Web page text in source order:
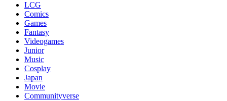
LCG
Comics
Games
Fantasy
Videogames
Junior
Music
Cosplay
Japan
Movie
Communityverse